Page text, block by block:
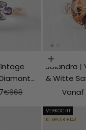
Normale prijs
€668
Opties
Solandra |
& Witte
VERKOCHT
BESPAAR €148